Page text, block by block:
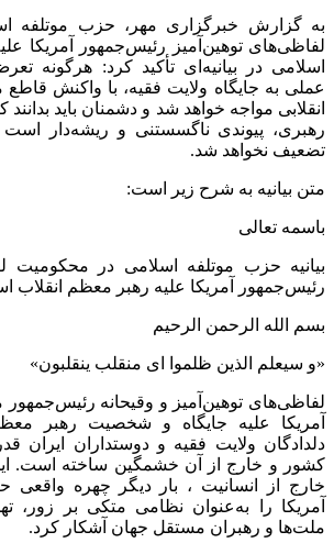
به گزارش خبرگزاری مهر، حزب موتلفه
لفاظی‌های توهین‌آمیز رئیس‌جمهور آمریکا
اسلامی در بیانیه‌ای تأکید کرد: هرگونه
عملی به جایگاه ولایت فقیه، با واکنش قاطع
انقلابی مواجه خواهد شد و دشمنان باید
رهبری، پیوندی ناگسستنی و ریشه‌دار است
تضعیف نخواهد شد.
متن بیانیه به شرح زیر است:
باسمه تعالی
بیانیه حزب موتلفه اسلامی در محکومیت
رئیس‌جمهور آمریکا علیه رهبر معظم انقلاب
بسم الله الرحمن الرحیم
«و سیعلم الذین ظلموا ای منقلب ینقلبون»
لفاظی‌های توهین‌آمیز و وقیحانه
آمریکا علیه جایگاه و شخصیت رهبر
دلدادگان ولایت فقیه و دوستداران ایران
کشور و خارج از آن خشمگین ساخته است.
خارج از انسانیت ، بار دیگر چهره واقعی
آمریکا را به‌عنوان نظامی متکی بر زور،
ملت‌ها و رهبران مستقل جهان آشکار کرد.